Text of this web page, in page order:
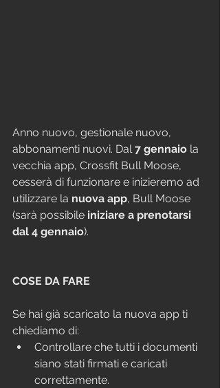
Anno nuovo, gestionale nuovo,
abbonamenti nuovi. Dal 7 gennaio la
vecchia app, Crossfit Bull Moose,
cesserà di funzionare e inizieremo ad
utilizzare la nuova app, Bull Moose
(sarà possibile iniziare a prenotarsi
dal 4 gennaio).
COSE DA FARE
Se hai già scaricato la nuova app ti
chiediamo di:
Controllare che tutti i documenti
siano stati firmati e caricati
correttamente.